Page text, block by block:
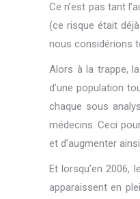
Ce n’est pas tant
(ce risque était
nous considérions
Alors à la trappe,
d’une population
chaque sous
médecins. Ceci
et d’augmenter
Et lorsqu’en 2006,
apparaissent en